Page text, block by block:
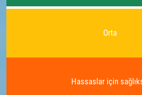
Orta
Hassaslar için